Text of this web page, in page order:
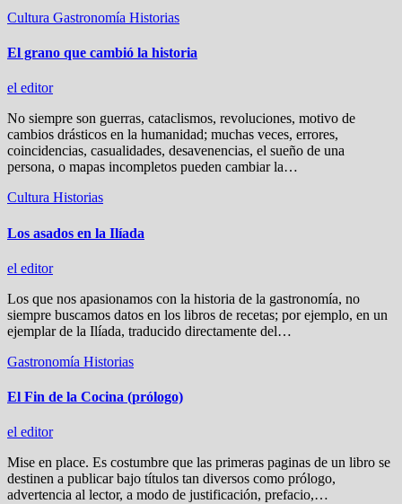
Cultura Gastronomía Historias
El grano que cambió la historia
el editor
No siempre son guerras, cataclismos, revoluciones, motivo de
cambios drásticos en la humanidad; muchas veces, errores,
coincidencias, casualidades, desavenencias, el sueño de una
persona, o mapas incompletos pueden cambiar la…
Cultura Historias
Los asados en la Ilíada
el editor
Los que nos apasionamos con la historia de la gastronomía, no
siempre buscamos datos en los libros de recetas; por ejemplo, en un
ejemplar de la Ilíada, traducido directamente del…
Gastronomía Historias
El Fin de la Cocina (prólogo)
el editor
Mise en place. Es costumbre que las primeras paginas de un libro se
destinen a publicar bajo títulos tan diversos como prólogo,
advertencia al lector, a modo de justificación, prefacio,…